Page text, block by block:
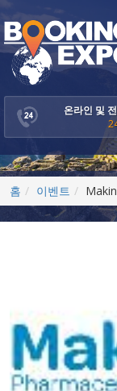
온라인 및
홈 이벤트